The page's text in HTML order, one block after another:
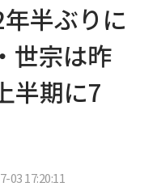
半ぶりに
世宗は昨
半期に7
03 17:20:11